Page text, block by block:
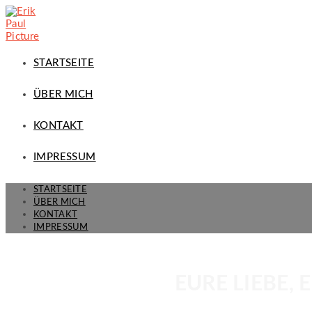
STARTSEITE
ÜBER MICH
KONTAKT
IMPRESSUM
STARTSEITE
ÜBER MICH
KONTAKT
IMPRESSUM